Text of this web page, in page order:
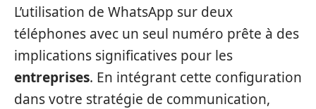
L’utilisation de WhatsApp sur deux
téléphones avec un seul numéro prête à des
implications significatives pour les
entreprises. En intégrant cette configuration
dans votre stratégie de communication,